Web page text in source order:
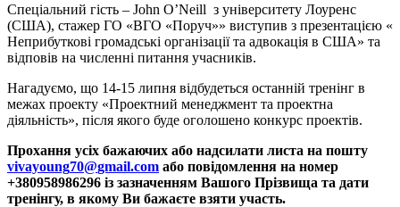
Спеціальний гість – John O’Neill з університету Лоуренс
(США), стажер ГО «ВГО «Поруч»» виступив з презентацією «
Неприбуткові громадські організації та адвокація в США» та
відповів на численні питання учасників.
Нагадуємо, що 14-15 липня відбудеться останній тренінг в
межах проекту «Проектний менеджмент та проектна
діяльність», після якого буде оголошено конкурс проектів.
Прохання усіх бажаючих або надсилати листа на пошту
vivayoung70@gmail.com або повідомлення на номер
+380958986296 із зазначенням Вашого Прізвища та дати
тренінгу, в якому Ви бажаєте взяти участь.